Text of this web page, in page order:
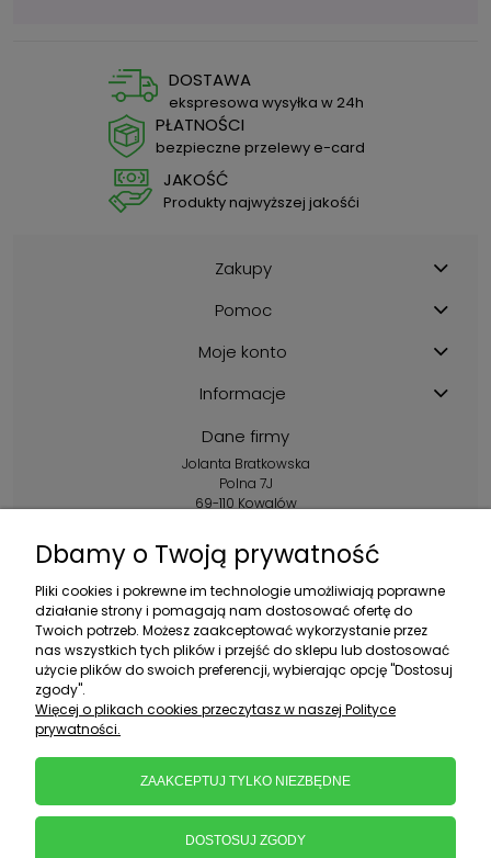
DOSTAWA
ekspresowa wysyłka w 24h
PŁATNOŚCI
bezpieczne przelewy e-card
JAKOŚĆ
Produkty najwyższej jakośći
Zakupy
Pomoc
Moje konto
Informacje
Dane firmy
Jolanta Bratkowska
Polna 7J
69-110 Kowalów
+48 602 356 983
pon.-pt.: 10:00-16:00
sklep@ebratek.pl
Dbamy o Twoją prywatność
Pliki cookies i pokrewne im technologie umożliwiają poprawne
działanie strony i pomagają nam dostosować ofertę do
Twoich potrzeb. Możesz zaakceptować wykorzystanie przez
nas wszystkich tych plików i przejść do sklepu lub dostosować
użycie plików do swoich preferencji, wybierając opcję "Dostosuj
zgody".
Więcej o plikach cookies przeczytasz w naszej Polityce
prywatności.
ZAAKCEPTUJ TYLKO NIEZBĘDNE
DOSTOSUJ ZGODY